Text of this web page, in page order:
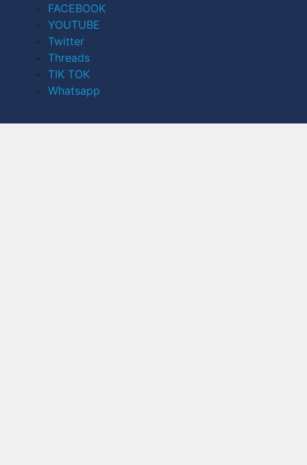
FACEBOOK
YOUTUBE
Twitter
Threads
TIK TOK
Whatsapp